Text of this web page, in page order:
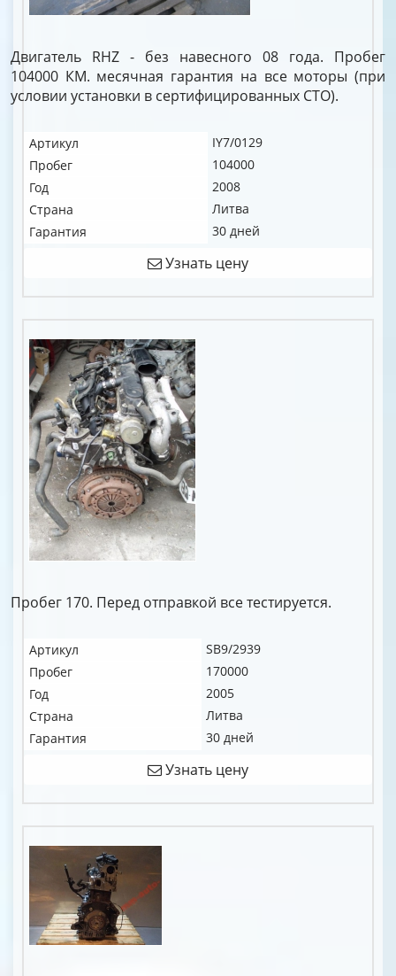
Двигатель RHZ - без навесного 08 года. Пробег
104000 КМ. месячная гарантия на все моторы (при
условии установки в сертифицированных СТО).
Артикул
IY7/0129
Пробег
104000
Год
2008
Страна
Литва
Гарантия
30 дней
Узнать цену
Пробег 170. Перед отправкой все тестируется.
Артикул
SB9/2939
Пробег
170000
Год
2005
Страна
Литва
Гарантия
30 дней
Узнать цену